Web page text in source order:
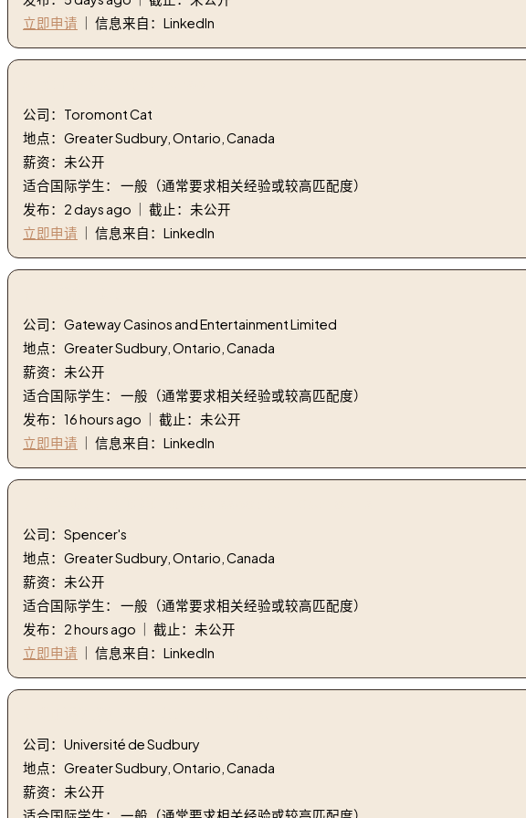
立即申请 ｜ 信息来自：LinkedIn
公司：Toromont Cat
地点：Greater Sudbury, Ontario, Canada
薪资：未公开
适合国际学生： 一般（通常要求相关经验或较高匹配度）
发布：2 days ago ｜ 截止：未公开
立即申请 ｜ 信息来自：LinkedIn
公司：Gateway Casinos and Entertainment Limited
地点：Greater Sudbury, Ontario, Canada
薪资：未公开
适合国际学生： 一般（通常要求相关经验或较高匹配度）
发布：16 hours ago ｜ 截止：未公开
立即申请 ｜ 信息来自：LinkedIn
公司：Spencer's
地点：Greater Sudbury, Ontario, Canada
薪资：未公开
适合国际学生： 一般（通常要求相关经验或较高匹配度）
发布：2 hours ago ｜ 截止：未公开
立即申请 ｜ 信息来自：LinkedIn
公司：Université de Sudbury
地点：Greater Sudbury, Ontario, Canada
薪资：未公开